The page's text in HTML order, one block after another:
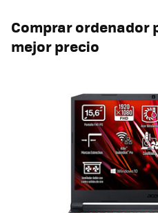
Comprar ordenador
mejor precio